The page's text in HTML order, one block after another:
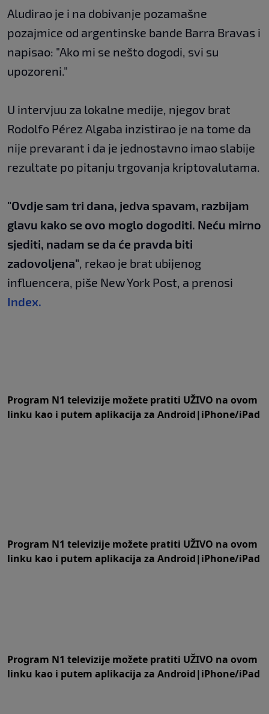
Aludirao je i na dobivanje pozamašne
pozajmice od argentinske bande Barra Bravas i
napisao: "Ako mi se nešto dogodi, svi su
upozoreni."
U intervjuu za lokalne medije, njegov brat
Rodolfo Pérez Algaba inzistirao je na tome da
nije prevarant i da je jednostavno imao slabije
rezultate po pitanju trgovanja kriptovalutama.
"Ovdje sam tri dana, jedva spavam, razbijam
glavu kako se ovo moglo dogoditi. Neću mirno
sjediti, nadam se da će pravda biti
zadovoljena", rekao je brat ubijenog
influencera, piše New York Post, a prenosi
Index.
Program N1 televizije možete pratiti UŽIVO na ovom
linku kao i putem aplikacija za Android|iPhone/iPad
Program N1 televizije možete pratiti UŽIVO na ovom
linku kao i putem aplikacija za Android|iPhone/iPad
Program N1 televizije možete pratiti UŽIVO na ovom
linku kao i putem aplikacija za Android|iPhone/iPad